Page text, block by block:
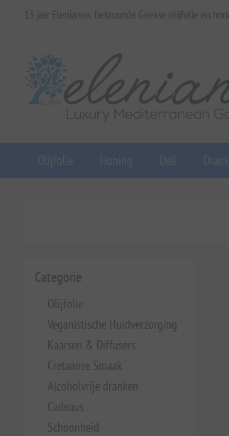
13 jaar Elenianna: bekroonde Griekse olijfolie en
Olijfolie Honing Deli
Categorie
Olijfolie
Veganistische Huidverzorging
Kaarsen & Diffusers
Cretaanse Smaak
Alcoholvrije dranken
Cadeaus
Schoonheid